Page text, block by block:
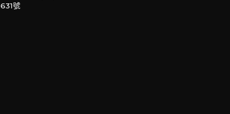
631號